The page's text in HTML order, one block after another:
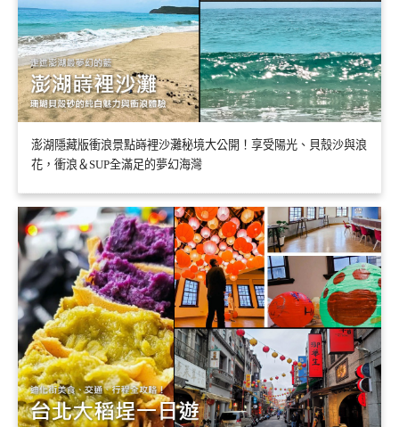
澎湖隱藏版衝浪景點嵵裡沙灘秘境大公開！享受陽光、貝殼沙與浪
花，衝浪＆SUP全滿足的夢幻海灣